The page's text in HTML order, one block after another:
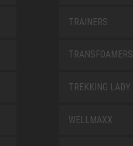
TRAINERS
TRANSFOAMERS
TREKKING LADY
WELLMAXX